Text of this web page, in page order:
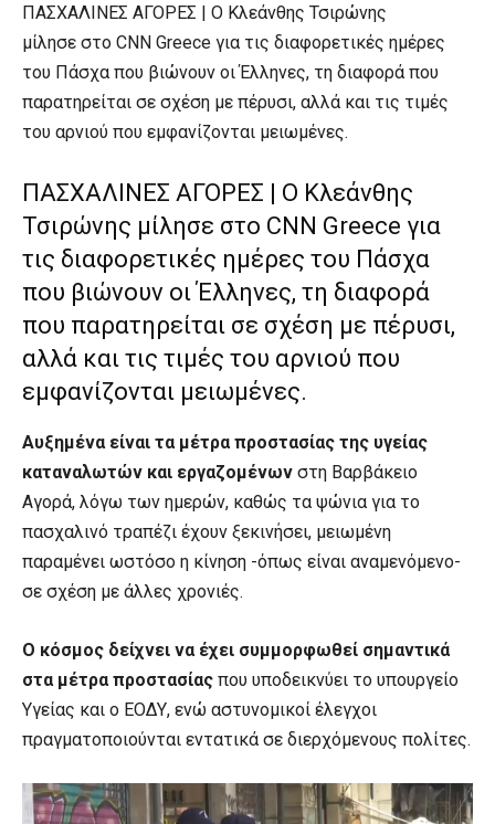
ΠΑΣΧΑΛΙΝΕΣ ΑΓΟΡΕΣ | O Κλεάνθης Τσιρώνης
μίλησε στο CNN Greece για τις διαφορετικές ημέρες
του Πάσχα που βιώνουν οι Έλληνες, τη διαφορά που
παρατηρείται σε σχέση με πέρυσι, αλλά και τις τιμές
του αρνιού που εμφανίζονται μειωμένες.
ΠΑΣΧΑΛΙΝΕΣ ΑΓΟΡΕΣ | O Κλεάνθης
Τσιρώνης μίλησε στο CNN Greece για
τις διαφορετικές ημέρες του Πάσχα
που βιώνουν οι Έλληνες, τη διαφορά
που παρατηρείται σε σχέση με πέρυσι,
αλλά και τις τιμές του αρνιού που
εμφανίζονται μειωμένες.
Αυξημένα είναι τα μέτρα προστασίας της υγείας
καταναλωτών και εργαζομένων στη Βαρβάκειο
Αγορά, λόγω των ημερών, καθώς τα ψώνια για το
πασχαλινό τραπέζι έχουν ξεκινήσει, μειωμένη
παραμένει ωστόσο η κίνηση -όπως είναι αναμενόμενο-
σε σχέση με άλλες χρονιές.
Ο κόσμος δείχνει να έχει συμμορφωθεί σημαντικά
στα μέτρα προστασίας που υποδεικνύει το υπουργείο
Υγείας και ο ΕΟΔΥ, ενώ αστυνομικοί έλεγχοι
πραγματοποιούνται εντατικά σε διερχόμενους πολίτες.